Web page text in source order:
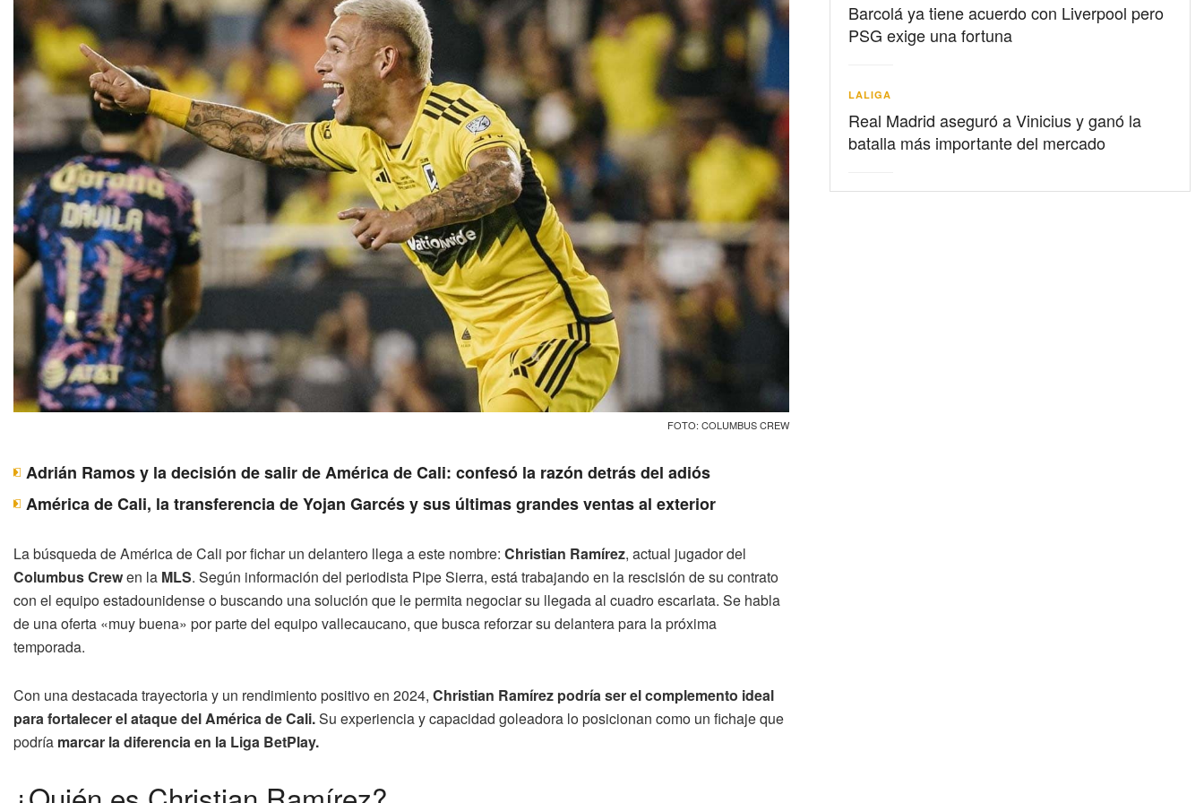
FOTO: COLUMBUS CREW
Adrián Ramos y la decisión de salir de América de Cali: confesó la razón detrás del adiós
América de Cali, la transferencia de Yojan Garcés y sus últimas grandes ventas al exterior
La búsqueda de América de Cali por fichar un delantero llega a este nombre: Christian Ramírez, actual jugador del
Columbus Crewen la MLS. Según información del periodista Pipe Sierra, está trabajando en la rescisión de su contrato
con el equipo estadounidense o buscando una solución que le permita negociar su llegada al cuadro escarlata. Se habla
de una oferta «muy buena» por parte del equipo vallecaucano, que busca reforzar su delantera para la próxima
temporada.
Con una destacada trayectoria y un rendimiento positivo en 2024, Christian Ramírez podría ser el complemento ideal
para fortalecer el ataque del América de Cali.Su experiencia y capacidad goleadora lo posicionan como un fichaje que
podría marcar la diferencia en la Liga BetPlay.
Barcolá ya tiene acuerdo con Liverpool pero
PSG exige una fortuna
LALIGA
Real Madrid aseguró a Vinicius y ganó la
batalla más importante del mercado